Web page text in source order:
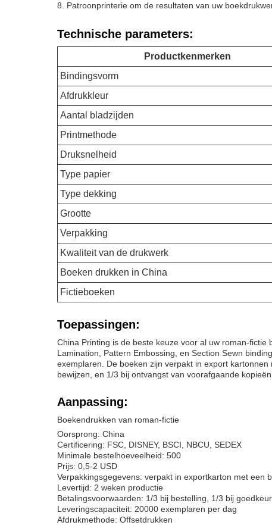
Patroonprinterie om de resultaten van uw
Technische parameters:
Productkenmerken
Bindingsvorm
Afdrukkleur
Aantal bladzijden
Printmethode
Druksnelheid
Type papier
Type dekking
Grootte
Verpakking
Kwaliteit van de drukwerk
Boeken drukken in China
Fictieboeken
Toepassingen:
China Printing is de beste keuze voor al uw roman-
Lamination, Pattern Embossing, en Section Sewn
exemplaren. De boeken zijn verpakt in export
bewijzen, en 1/3 bij ontvangst van voorafgaande
Aanpassing:
Boekendrukken van roman-fictie
Oorsprong: China
Certificering: FSC, DISNEY, BSCI, NBCU, SEDEX
Minimale bestelhoeveelheid: 500
Prijs: 0,5-2 USD
Verpakkingsgegevens: verpakt in exportkarton met een
Levertijd: 2 weken productie
Betalingsvoorwaarden: 1/3 bij bestelling, 1/3 bij
Leveringscapaciteit: 20000 exemplaren per dag
Afdrukmethode: Offsetdrukken